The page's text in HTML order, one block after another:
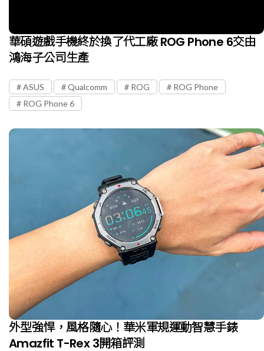
華碩遊戲手機終於換了代工廠 ROG Phone 6交由
鴻海子公司生產
ASUS Qualcomm ROG
ROG Phone
ROG Phone 6
外型強悍，風格隨心！華米軍規運動智慧手錶
Amazfit T-Rex 3開箱評測